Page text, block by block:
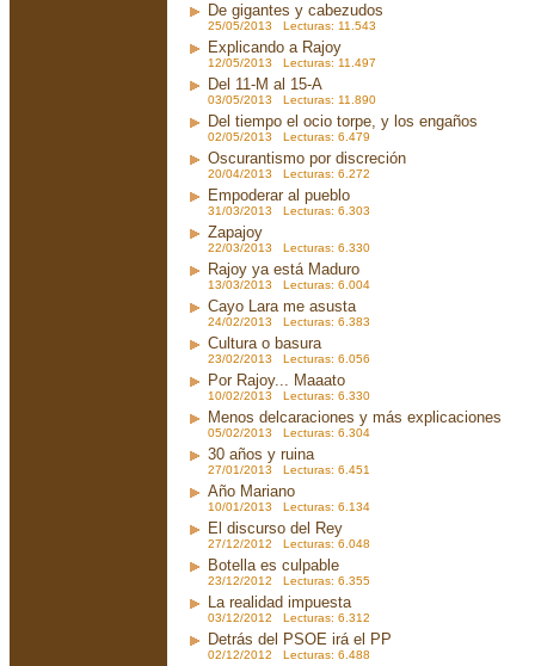
De gigantes y cabezudos
25/05/2013 Lecturas: 11.543
Explicando a Rajoy
12/05/2013 Lecturas: 11.497
Del 11-M al 15-A
03/05/2013 Lecturas: 11.890
Del tiempo el ocio torpe, y los engaños
02/05/2013 Lecturas: 6.479
Oscurantismo por discreción
20/04/2013 Lecturas: 6.272
Empoderar al pueblo
31/03/2013 Lecturas: 6.303
Zapajoy
22/03/2013 Lecturas: 6.330
Rajoy ya está Maduro
13/03/2013 Lecturas: 6.004
Cayo Lara me asusta
24/02/2013 Lecturas: 6.383
Cultura o basura
23/02/2013 Lecturas: 6.056
Por Rajoy... Maaato
10/02/2013 Lecturas: 6.330
Menos delcaraciones y más explicaciones
05/02/2013 Lecturas: 6.304
30 años y ruina
27/01/2013 Lecturas: 6.451
Año Mariano
10/01/2013 Lecturas: 6.134
El discurso del Rey
27/12/2012 Lecturas: 6.048
Botella es culpable
23/12/2012 Lecturas: 6.355
La realidad impuesta
03/12/2012 Lecturas: 6.312
Detrás del PSOE irá el PP
02/12/2012 Lecturas: 6.488